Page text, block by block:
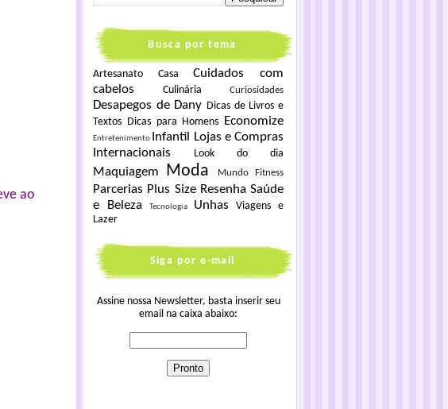
ao
Busca por tema
Artesanato Casa
Cuidados com
cabelos
Culinária Curiosidades
Desapegos de Dany Dicas de Livros e
Textos Dicas para Homens Economize
Entretenimento Infantil
Lojas e Compras
Internacionais
Look do dia
Maquiagem Moda Mundo Fitness
Parcerias Plus Size Resenha Saúde
e Beleza
Tecnologia Unhas
Viagens e
Lazer
Siga por e-mail
Assine nossa Newsletter, basta inserir seu
email na caixa abaixo: